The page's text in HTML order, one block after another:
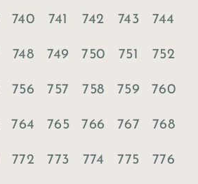
740 741 742 743 744
748 749 750 751 752
756 757 758 759 760
764 765 766 767 768
772 773 774 775 776